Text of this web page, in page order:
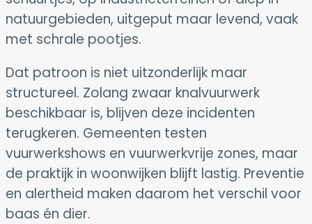
natuurgebieden, uitgeput maar levend, vaak
met schrale pootjes.
Dat patroon is niet uitzonderlijk maar
structureel. Zolang zwaar knalvuurwerk
beschikbaar is, blijven deze incidenten
terugkeren. Gemeenten testen
vuurwerkshows en vuurwerkvrije zones, maar
de praktijk in woonwijken blijft lastig. Preventie
en alertheid maken daarom het verschil voor
baas én dier.